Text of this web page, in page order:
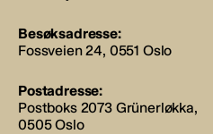
Besøksadresse:
Fossveien 24, 0551 Oslo
Postadresse:
Postboks 2073 Grünerløkka,
0505 Oslo